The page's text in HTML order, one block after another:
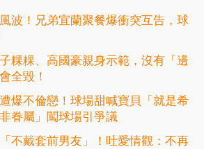
波！兄弟宜蘭聚餐爆衝突互告，球
粿粿、高國豪親身示範，沒有「邊
全毀！
爆不倫戀！球場甜喊寶貝「就是希
眷屬」闖球場引爭議
不戴套前男友」！吐愛情觀：不再